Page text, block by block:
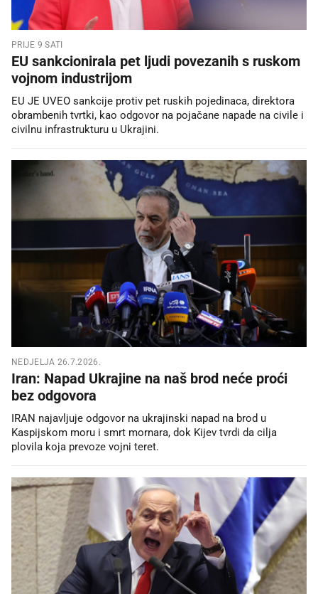
PRIJE 9 SATI
EU sankcionirala pet ljudi povezanih s ruskom
vojnom industrijom
EU JE UVEO sankcije protiv pet ruskih pojedinaca, direktora
obrambenih tvrtki, kao odgovor na pojačane napade na civile i
civilnu infrastrukturu u Ukrajini.
NEDJELJA 26.7.2026.
Iran: Napad Ukrajine na naš brod neće proći
bez odgovora
IRAN najavljuje odgovor na ukrajinski napad na brod u
Kaspijskom moru i smrt mornara, dok Kijev tvrdi da cilja
plovila koja prevoze vojni teret.